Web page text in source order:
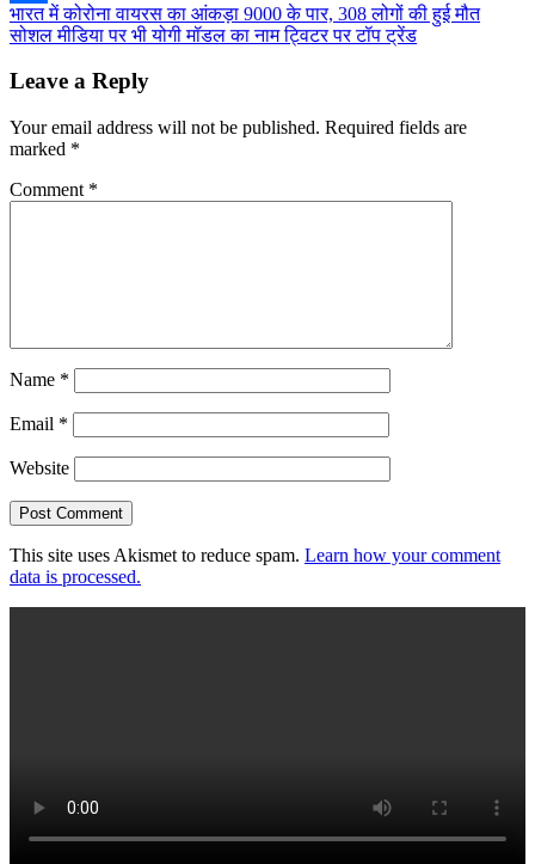
Share
Post
navigation
भारत में कोरोना वायरस का आंकड़ा 9000 के पार, 308 लोगों की हुई मौत
सोशल मीडिया पर भी योगी मॉडल का नाम ट्विटर पर टॉप ट्रेंड
Leave a Reply
Your email address will not be published. Required fields are
marked *
Comment *
Name *
Email *
Website
This site uses Akismet to reduce spam. Learn how your comment
data is processed.